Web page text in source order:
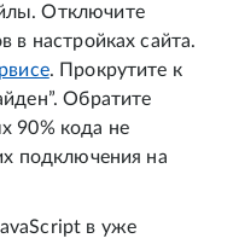
Отключите
в настройках сайта.
. Прокрутите к
Обратите
90% кода не
подключения на
в уже